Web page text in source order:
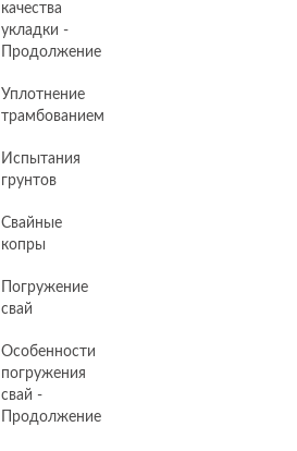
качества
укладки -
Продолжение
Уплотнение
трамбованием
Испытания
грунтов
Свайные
копры
Погружение
свай
Особенности
погружения
свай -
Продолжение